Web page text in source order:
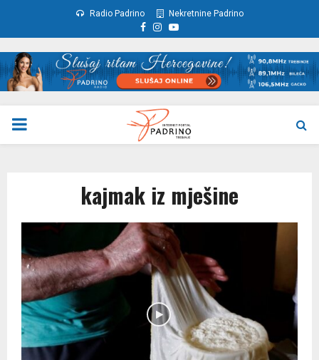
Radio Padrino Nekretnine Padrino
Facebook
Instagram
Youtube
PRIMARY
kajmak iz mješine